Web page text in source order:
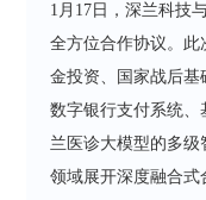
1月17日，深兰科技
全方位合作协议。
金投资、国家战后基
数字银行支付系统
兰医诊大模型的多
领域展开深度融合式